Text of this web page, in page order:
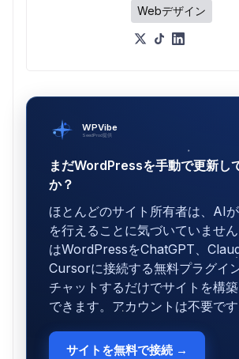
Webデザイン
WPVibe
SeedProd提供
まだWordPressを手動で更新し
か？
ほとんどのサイト所有者は、AI
を行えることに気づいていませ
はWordPressをChatGPT、
Cursorに接続する無料プラグイン
チャットするだけでサイトを構
できます。アカウントは不要です
サイトを無料で接続 →